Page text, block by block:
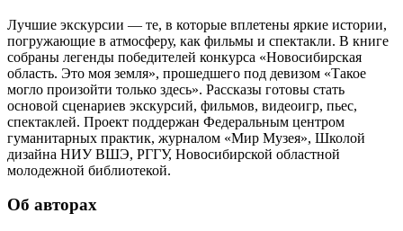
Лучшие экскурсии — те, в которые вплетены яркие истории,
погружающие в атмосферу, как фильмы и спектакли. В книге
собраны легенды победителей конкурса «Новосибирская
область. Это моя земля», прошедшего под девизом «Такое
могло произойти только здесь». Рассказы готовы стать
основой сценариев экскурсий, фильмов, видеоигр, пьес,
спектаклей. Проект поддержан Федеральным центром
гуманитарных практик, журналом «Мир Музея», Школой
дизайна НИУ ВШЭ, РГГУ, Новосибирской областной
молодежной библиотекой.
Об авторах